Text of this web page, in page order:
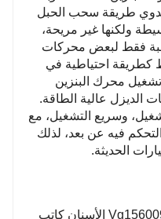
طريقة سحب الحبل
ولكنها غير مريحة،
فقط لبعض محركات
كطريقة احتياطية في
محرك البنزين
عالية الطاقة.
وسريع التشغيل، مع
فيه عن بعد، لذلك
الحديثة.